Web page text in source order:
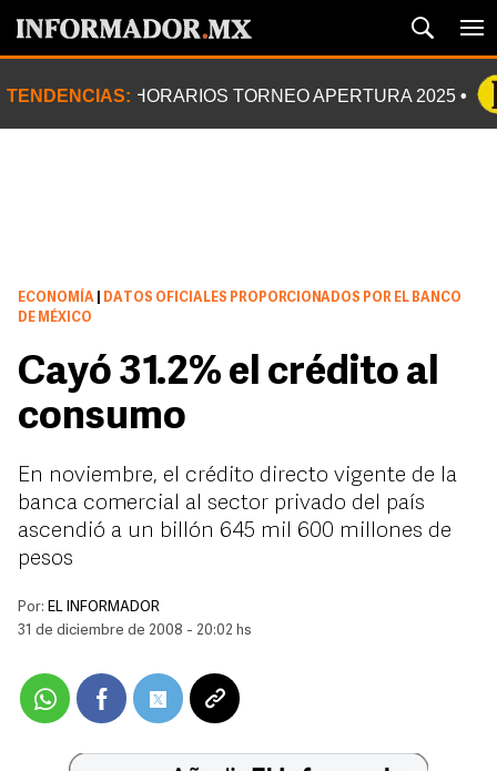
TENDENCIAS: HORARIOS TORNEO APERTURA 2025
ECONOMÍA
DATOS OFICIALES PROPORCIONADOS POR EL BANCO
DE MÉXICO
Cayó 31.2% el crédito al
consumo
En noviembre, el crédito directo vigente de la
banca comercial al sector privado del país
ascendió a un billón 645 mil 600 millones de
pesos
Por: EL INFORMADOR
31 de diciembre de 2008 - 20:02 hs